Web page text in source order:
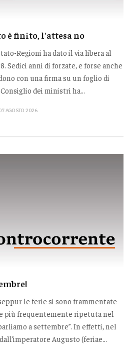
è finito, l'attesa no
Regioni ha dato il via libera al
Sedici anni di forzate, e forse anche
con una firma su un foglio di
dei ministri ha...
AGOSTO 2026
le ferie si sono frammentate
più frequentemente ripetuta nel
a settembre”. In effetti, nel
Augusto (feriae...